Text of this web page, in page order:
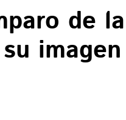
de la
imagen